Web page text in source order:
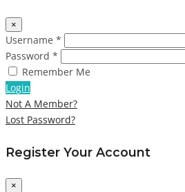
×
Username *
Password *
Remember Me
Login
Not A Member?
Lost Password?
Register Your Account
×